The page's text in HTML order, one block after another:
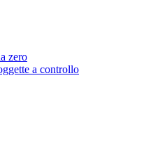
zero
a controllo